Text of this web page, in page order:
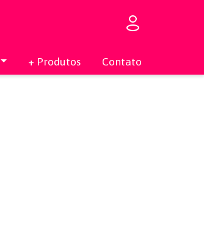
+ Produtos Contato